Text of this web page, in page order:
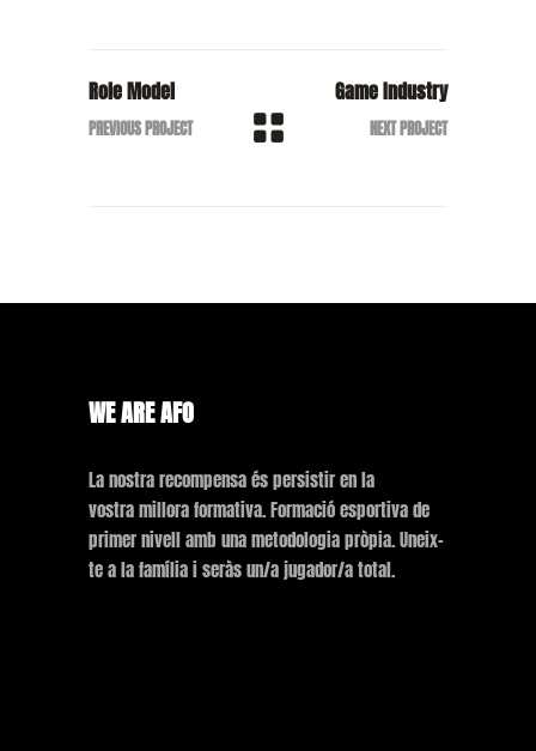
Role Model
PREVIOUS PROJECT
Game Industry
NEXT PROJECT
WE ARE AFO
La nostra recompensa és persistir en la
vostra millora formativa. Formació esportiva de
primer nivell amb una metodologia pròpia. Uneix-
te a la família i seràs un/a jugador/a total.